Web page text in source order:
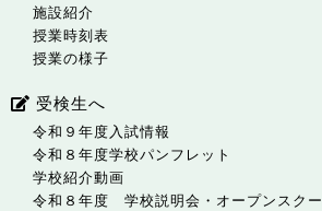
施設紹介
授業時刻表
授業の様子
受検生へ
令和９年度入試情報
令和８年度学校パンフレット
学校紹介動画
令和８年度 学校説明会・オープンスク